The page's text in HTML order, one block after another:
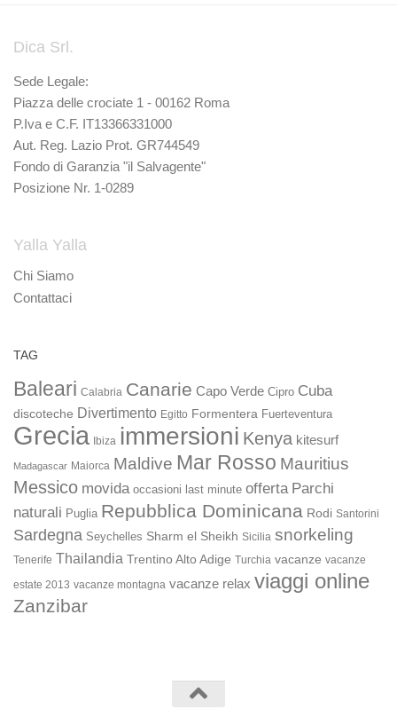
Dica Srl.
Sede Legale:
Piazza delle crociate 1 - 00162 Roma
P.Iva e C.F. IT13366331000
Aut. Reg. Lazio Prot. GR744549
Fondo di Garanzia "il Salvagente"
Posizione Nr. 1-0289
Yalla Yalla
Chi Siamo
Contattaci
TAG
Baleari Calabria Canarie Capo Verde Cipro Cuba
discoteche Divertimento Egitto Formentera Fuerteventura
Grecia Ibiza immersioni Kenya kitesurf
Madagascar Maiorca Maldive Mar Rosso Mauritius
Messico movida occasioni last minute offerta Parchi
naturali Puglia Repubblica Dominicana Rodi Santorini
Sardegna Seychelles Sharm el Sheikh Sicilia snorkeling
Tenerife Thailandia Trentino Alto Adige Turchia vacanze vacanze
estate 2013 vacanze montagna vacanze relax viaggi online
Zanzibar